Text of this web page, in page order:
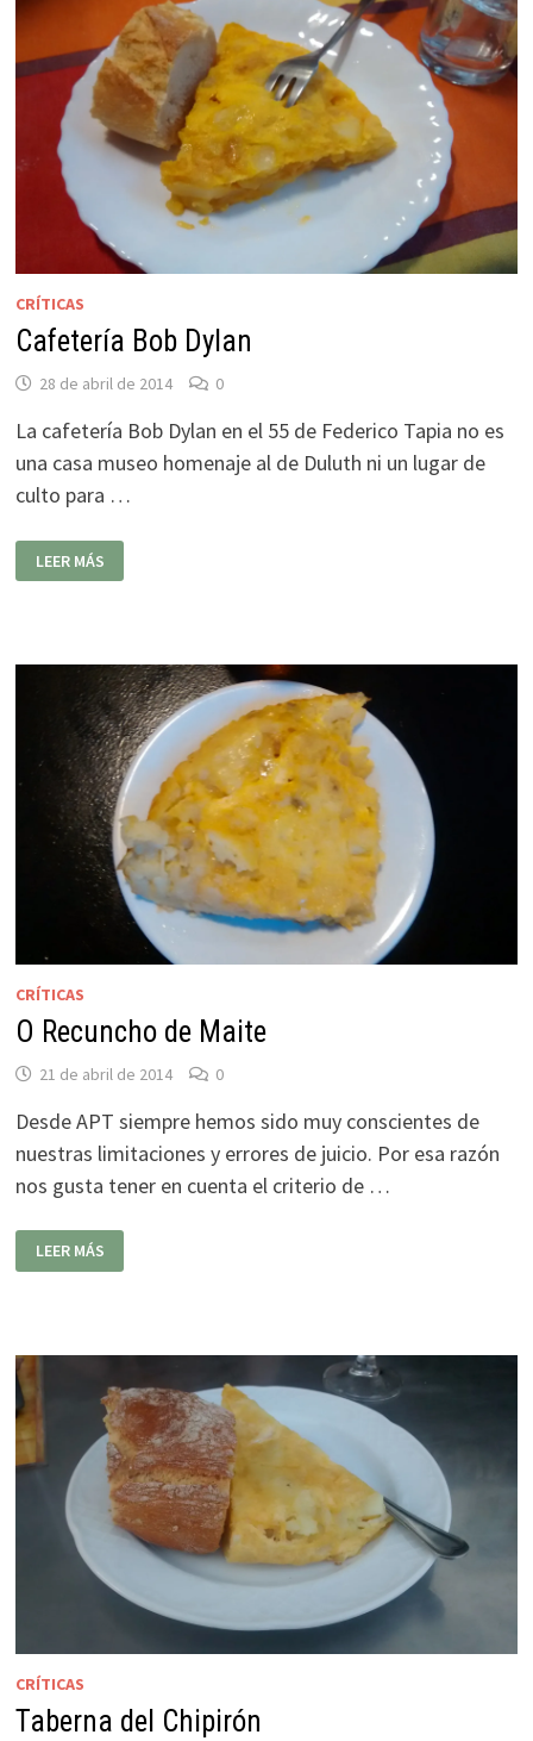
CRÍTICAS
Cafetería Bob Dylan
28 de abril de 2014 0
La cafetería Bob Dylan en el 55 de Federico Tapia no es
una casa museo homenaje al de Duluth ni un lugar de
culto para …
CAFETERÍA
BOB
DYLAN
LEER MÁS
CRÍTICAS
O Recuncho de Maite
21 de abril de 2014 0
Desde APT siempre hemos sido muy conscientes de
nuestras limitaciones y errores de juicio. Por esa razón
nos gusta tener en cuenta el criterio de …
RECUNCHO
DE
LEER MÁS
CRÍTICAS
Taberna del Chipirón